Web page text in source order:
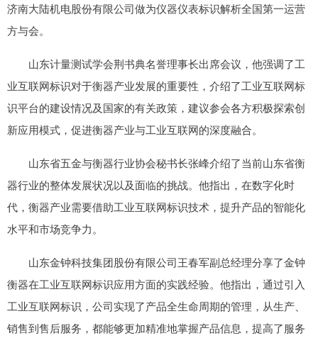
济南大陆机电股份有限公司做为仪器仪表标识解析全国第一运营
方与会。
山东计量测试学会荆书典名誉理事长出席会议，他强调了工
业互联网标识对于衡器产业发展的重要性，介绍了工业互联网标
识平台的建设情况及国家的有关政策，建议参会各方积极探索创
新应用模式，促进衡器产业与工业互联网的深度融合。
山东省五金与衡器行业协会秘书长张峰介绍了当前山东省衡
器行业的整体发展状况以及面临的挑战。他指出，在数字化时
代，衡器产业需要借助工业互联网标识技术，提升产品的智能化
水平和市场竞争力。
山东金钟科技集团股份有限公司王春军副总经理分享了金钟
衡器在工业互联网标识应用方面的实践经验。他指出，通过引入
工业互联网标识，公司实现了产品全生命周期的管理，从生产、
销售到售后服务，都能够更加精准地掌握产品信息，提高了服务